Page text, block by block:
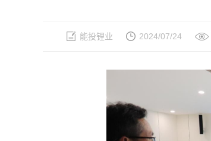
能投锂业 2024/07/24